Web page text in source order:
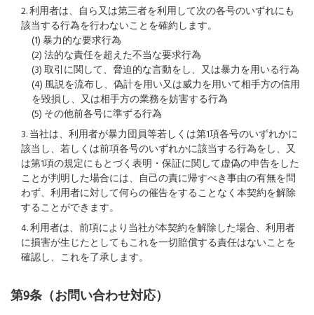
2. 利用者は、自ら又は第三者を利用して次の各号のいずれにも
該当する行為を行わないことを確約します。
(1) 暴力的な要求行為
(2) 法的な責任を超えた不当な要求行為
(3) 取引に関して、脅迫的な言動をし、又は暴力を用いる行為
(4) 風説を流布し、偽計を用い又は威力を用いて相手方の信用
を毀損し、又は相手方の業務を妨害する行為
(5) その他前各号に準ずる行為
3. 当社は、利用者が暴力団員等若しくは第1項各号のいずれかに
該当し、若しくは前項各号のいずれかに該当する行為をし、又
は第1項の規定にもとづく表明・保証に関して虚偽の申告をした
ことが判明した場合には、自己の責に帰すべき事由の有無を問
わず、利用者に対して何らの催告をすることなく本契約を解除
することができます。
4. 利用者は、前項により当社が本契約を解除した場合、利用者
に損害が生じたとしてもこれを一切賠償する責任はないことを
確認し、これを了承します。
第9条（お問い合わせ対応）